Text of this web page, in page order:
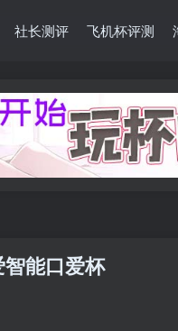
社长测评 飞机杯评测
能口爱杯